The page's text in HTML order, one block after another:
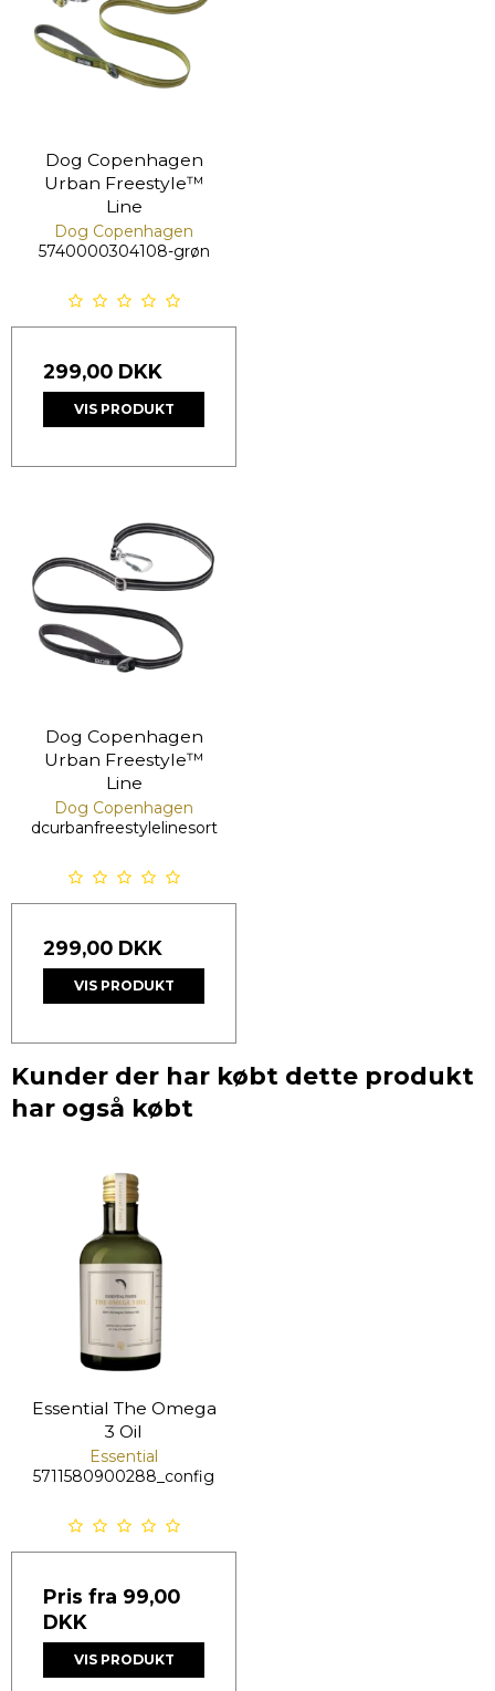
Dog Copenhagen
Urban Freestyle™
Line
Dog Copenhagen
5740000304108-grøn
299,00 DKK
VIS PRODUKT
Dog Copenhagen
Urban Freestyle™
Line
Dog Copenhagen
dcurbanfreestylelinesort
299,00 DKK
VIS PRODUKT
Kunder der har købt dette produkt
har også købt
Essential The Omega
3 Oil
Essential
5711580900288_config
Pris fra 99,00
DKK
VIS PRODUKT